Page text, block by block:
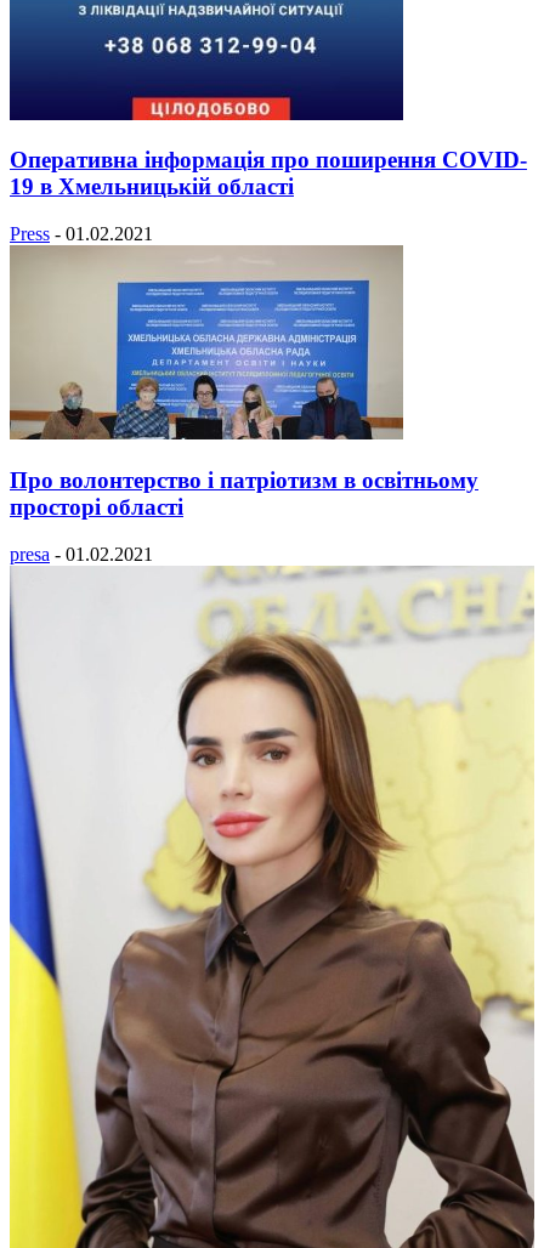
Оперативна інформація про поширення COVID-
19 в Хмельницькій області
Press - 01.02.2021
Про волонтерство і патріотизм в освітньому
просторі області
presa - 01.02.2021